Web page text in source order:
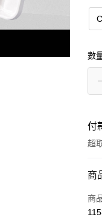
數
付
超
信
商
商